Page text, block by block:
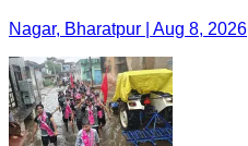
Nagar, Bharatpur | Aug 8, 2026